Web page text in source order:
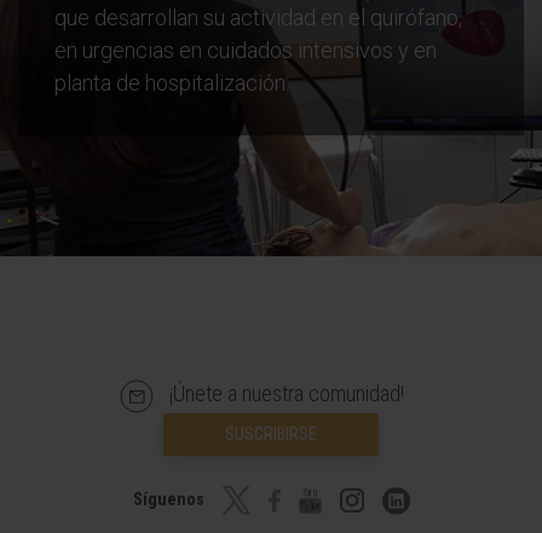
que desarrollan su actividad en el quirófano,
en urgencias en cuidados intensivos y en
planta de hospitalización.
¡Únete a nuestra comunidad!
SUSCRIBIRSE
Síguenos